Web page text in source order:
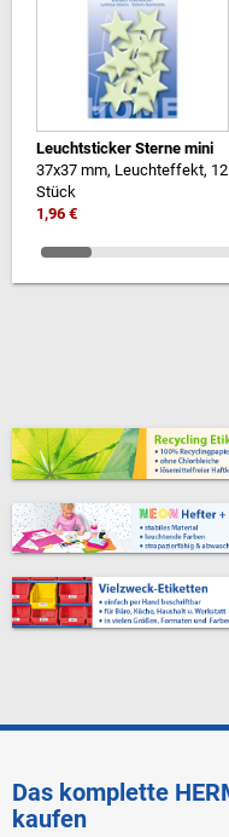
Leuchtsticker Sterne mini
37x37 mm, Leuchteffekt, 12
Stück
1,96 €
Das komplette
kaufen